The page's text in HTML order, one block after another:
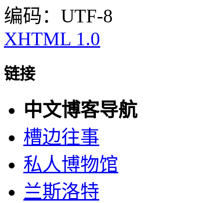
编码：UTF-8
XHTML 1.0
链接
中文博客导航
槽边往事
私人博物馆
兰斯洛特